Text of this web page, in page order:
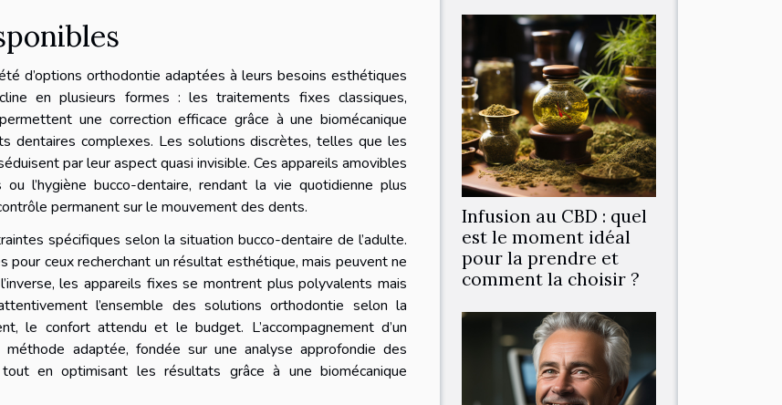
d’options orthodontie adaptées à leurs besoins esthétiques
en plusieurs formes : les traitements fixes classiques,
une correction efficace grâce à une biomécanique
dentaires complexes. Les solutions discrètes, telles que les
par leur aspect quasi invisible. Ces appareils amovibles
l’hygiène bucco-dentaire, rendant la vie quotidienne plus
permanent sur le mouvement des dents.
spécifiques selon la situation bucco-dentaire de l’adulte.
ceux recherchant un résultat esthétique, mais peuvent ne
les appareils fixes se montrent plus polyvalents mais
l’ensemble des solutions orthodontie selon la
le confort attendu et le budget. L’accompagnement d’un
adaptée, fondée sur une analyse approfondie des
en optimisant les résultats grâce à une biomécanique
Infusion au CBD : quel
est le moment idéal
pour la prendre et
comment la choisir ?